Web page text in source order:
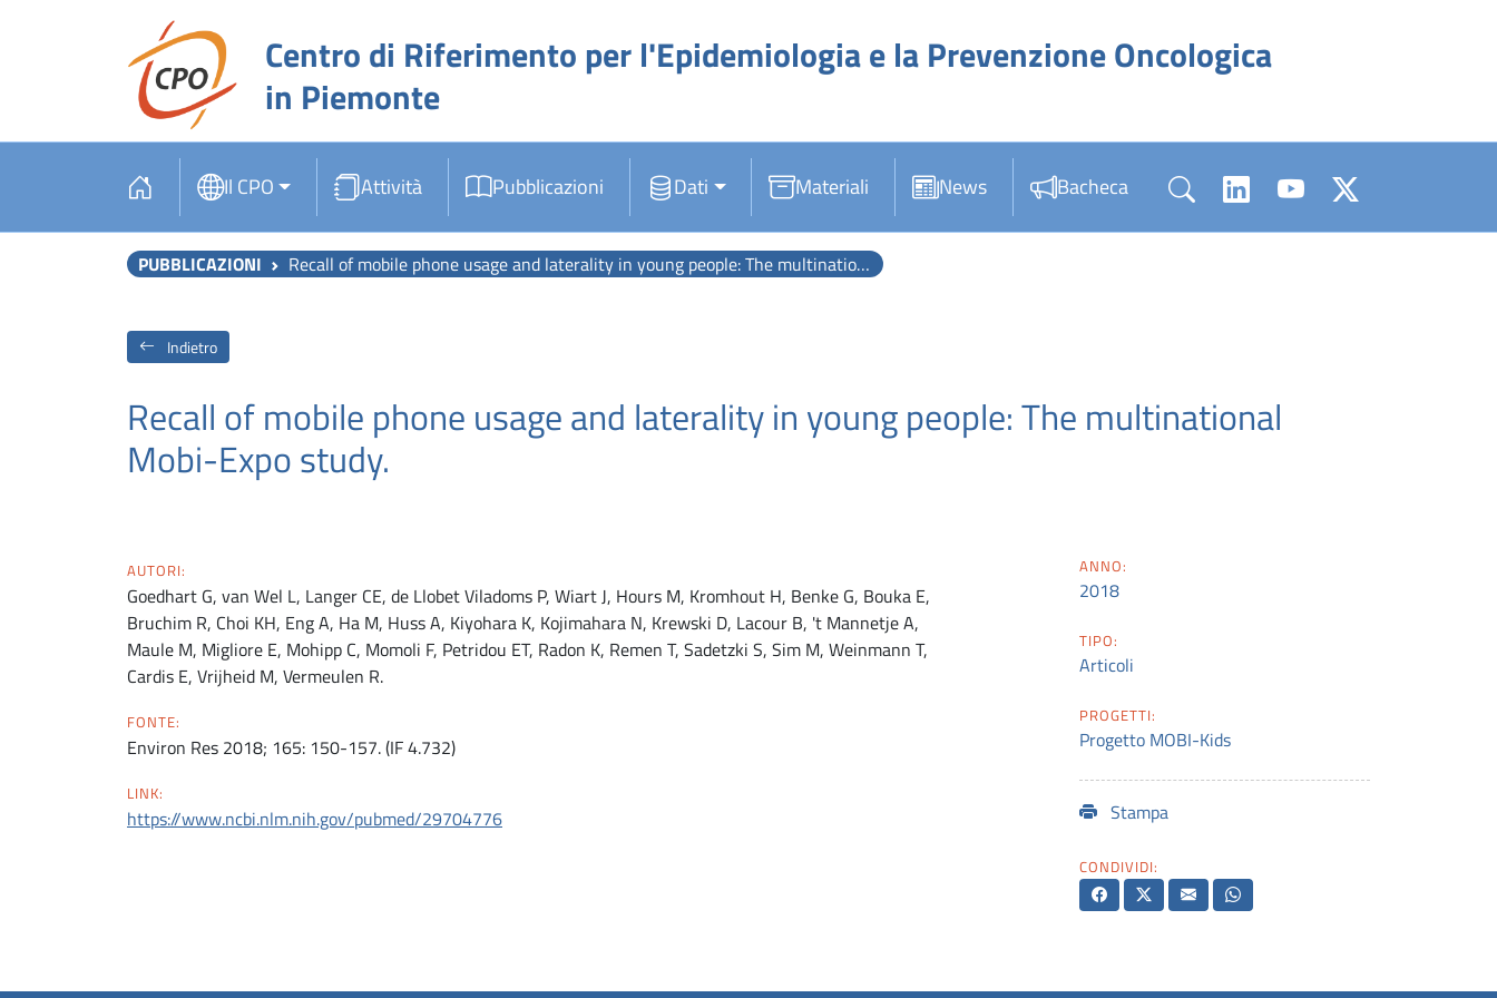
Centro di Riferimento per l'Epidemiologia e la Prevenzione Oncologica
in Piemonte
Il CPO Attività Pubblicazioni Dati Materiali News Bacheca
PUBBLICAZIONI Recall of mobile phone usage and laterality in young people: The multinational Mobi-Expo study.
Indietro
Recall of mobile phone usage and laterality in young people: The multinational
Mobi-Expo study.
AUTORI:
Goedhart G, van Wel L, Langer CE, de Llobet Viladoms P, Wiart J, Hours M, Kromhout H, Benke G, Bouka E,
Bruchim R, Choi KH, Eng A, Ha M, Huss A, Kiyohara K, Kojimahara N, Krewski D, Lacour B, 't Mannetje A,
Maule M, Migliore E, Mohipp C, Momoli F, Petridou ET, Radon K, Remen T, Sadetzki S, Sim M, Weinmann T,
Cardis E, Vrijheid M, Vermeulen R.
FONTE:
Environ Res 2018; 165: 150-157. (IF 4.732)
LINK:
https://www.ncbi.nlm.nih.gov/pubmed/29704776
ANNO:
2018
TIPO:
Articoli
PROGETTI:
Progetto MOBI-Kids
Stampa
CONDIVIDI: